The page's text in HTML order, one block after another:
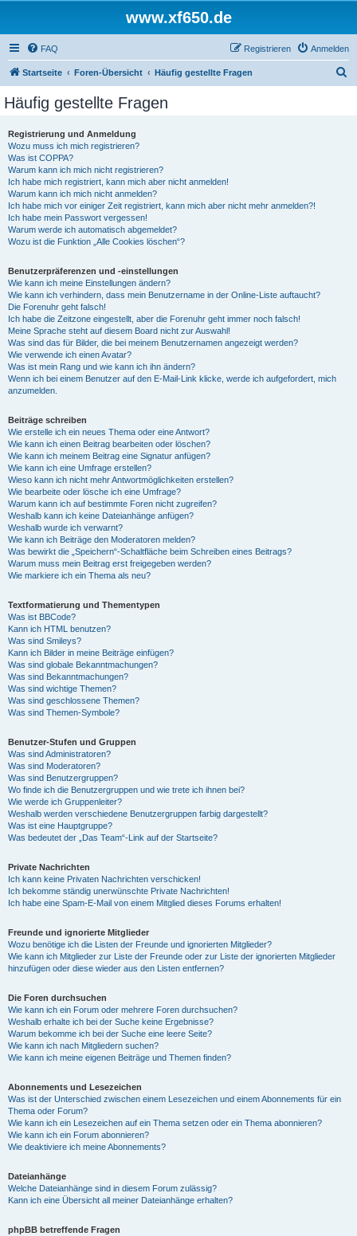
www.xf650.de
FAQ Anmelden
Registrieren
Startseite Foren-Übersicht Häufig gestellte Fragen
Häufig gestellte Fragen
Registrierung und Anmeldung
Wozu muss ich mich registrieren?
Was ist COPPA?
Warum kann ich mich nicht registrieren?
Ich habe mich registriert, kann mich aber nicht anmelden!
Warum kann ich mich nicht anmelden?
Ich habe mich vor einiger Zeit registriert, kann mich aber nicht mehr anmelden?!
Ich habe mein Passwort vergessen!
Warum werde ich automatisch abgemeldet?
Wozu ist die Funktion „Alle Cookies löschen“?
Benutzerpräferenzen und -einstellungen
Wie kann ich meine Einstellungen ändern?
Wie kann ich verhindern, dass mein Benutzername in der Online-Liste auftaucht?
Die Forenuhr geht falsch!
Ich habe die Zeitzone eingestellt, aber die Forenuhr geht immer noch falsch!
Meine Sprache steht auf diesem Board nicht zur Auswahl!
Was sind das für Bilder, die bei meinem Benutzernamen angezeigt werden?
Wie verwende ich einen Avatar?
Was ist mein Rang und wie kann ich ihn ändern?
Wenn ich bei einem Benutzer auf den E-Mail-Link klicke, werde ich aufgefordert, mich
anzumelden.
Beiträge schreiben
Wie erstelle ich ein neues Thema oder eine Antwort?
Wie kann ich einen Beitrag bearbeiten oder löschen?
Wie kann ich meinem Beitrag eine Signatur anfügen?
Wie kann ich eine Umfrage erstellen?
Wieso kann ich nicht mehr Antwortmöglichkeiten erstellen?
Wie bearbeite oder lösche ich eine Umfrage?
Warum kann ich auf bestimmte Foren nicht zugreifen?
Weshalb kann ich keine Dateianhänge anfügen?
Weshalb wurde ich verwarnt?
Wie kann ich Beiträge den Moderatoren melden?
Was bewirkt die „Speichern“-Schaltfläche beim Schreiben eines Beitrags?
Warum muss mein Beitrag erst freigegeben werden?
Wie markiere ich ein Thema als neu?
Textformatierung und Thementypen
Was ist BBCode?
Kann ich HTML benutzen?
Was sind Smileys?
Kann ich Bilder in meine Beiträge einfügen?
Was sind globale Bekanntmachungen?
Was sind Bekanntmachungen?
Was sind wichtige Themen?
Was sind geschlossene Themen?
Was sind Themen-Symbole?
Benutzer-Stufen und Gruppen
Was sind Administratoren?
Was sind Moderatoren?
Was sind Benutzergruppen?
Wo finde ich die Benutzergruppen und wie trete ich ihnen bei?
Wie werde ich Gruppenleiter?
Weshalb werden verschiedene Benutzergruppen farbig dargestellt?
Was ist eine Hauptgruppe?
Was bedeutet der „Das Team“-Link auf der Startseite?
Private Nachrichten
Ich kann keine Privaten Nachrichten verschicken!
Ich bekomme ständig unerwünschte Private Nachrichten!
Ich habe eine Spam-E-Mail von einem Mitglied dieses Forums erhalten!
Freunde und ignorierte Mitglieder
Wozu benötige ich die Listen der Freunde und ignorierten Mitglieder?
Wie kann ich Mitglieder zur Liste der Freunde oder zur Liste der ignorierten Mitglieder
hinzufügen oder diese wieder aus den Listen entfernen?
Die Foren durchsuchen
Wie kann ich ein Forum oder mehrere Foren durchsuchen?
Weshalb erhalte ich bei der Suche keine Ergebnisse?
Warum bekomme ich bei der Suche eine leere Seite?
Wie kann ich nach Mitgliedern suchen?
Wie kann ich meine eigenen Beiträge und Themen finden?
Abonnements und Lesezeichen
Was ist der Unterschied zwischen einem Lesezeichen und einem Abonnements für ein
Thema oder Forum?
Wie kann ich ein Lesezeichen auf ein Thema setzen oder ein Thema abonnieren?
Wie kann ich ein Forum abonnieren?
Wie deaktiviere ich meine Abonnements?
Dateianhänge
Welche Dateianhänge sind in diesem Forum zulässig?
Kann ich eine Übersicht all meiner Dateianhänge erhalten?
phpBB betreffende Fragen